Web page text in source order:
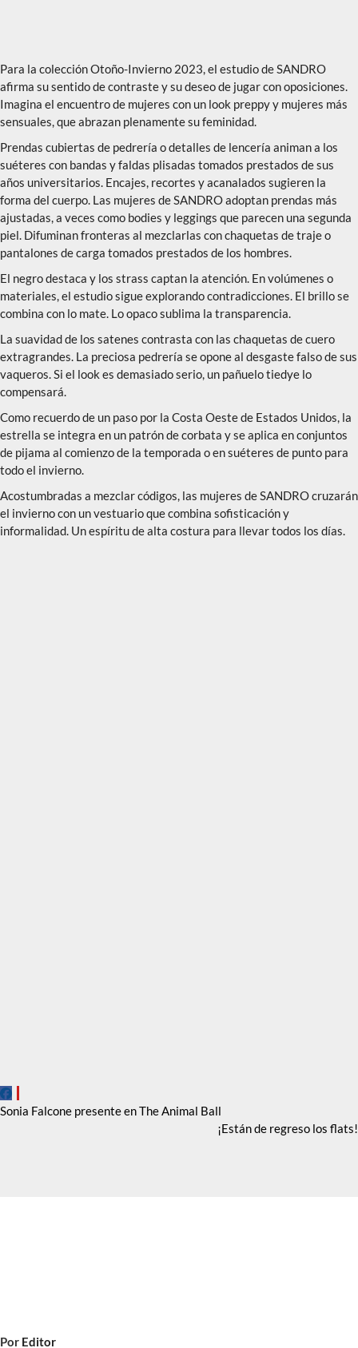
Para la colección Otoño-Invierno 2023, el estudio de SANDRO
afirma su sentido de contraste y su deseo de jugar con oposiciones.
Imagina el encuentro de mujeres con un look preppy y mujeres más
sensuales, que abrazan plenamente su feminidad.
Prendas cubiertas de pedrería o detalles de lencería animan a los
suéteres con bandas y faldas plisadas tomados prestados de sus
años universitarios. Encajes, recortes y acanalados sugieren la
forma del cuerpo. Las mujeres de SANDRO adoptan prendas más
ajustadas, a veces como bodies y leggings que parecen una segunda
piel. Difuminan fronteras al mezclarlas con chaquetas de traje o
pantalones de carga tomados prestados de los hombres.
El negro destaca y los strass captan la atención. En volúmenes o
materiales, el estudio sigue explorando contradicciones. El brillo se
combina con lo mate. Lo opaco sublima la transparencia.
La suavidad de los satenes contrasta con las chaquetas de cuero
extragrandes. La preciosa pedrería se opone al desgaste falso de sus
vaqueros. Si el look es demasiado serio, un pañuelo tiedye lo
compensará.
Como recuerdo de un paso por la Costa Oeste de Estados Unidos, la
estrella se integra en un patrón de corbata y se aplica en conjuntos
de pijama al comienzo de la temporada o en suéteres de punto para
todo el invierno.
Acostumbradas a mezclar códigos, las mujeres de SANDRO cruzarán
el invierno con un vestuario que combina sofisticación y
informalidad. Un espíritu de alta costura para llevar todos los días.
Navegación
Sonia Falcone presente en The Animal Ball
¡Están de regreso los flats!
Por Editor